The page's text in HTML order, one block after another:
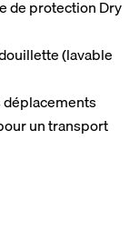
de protection Dry
(lavable
déplacements
un transport